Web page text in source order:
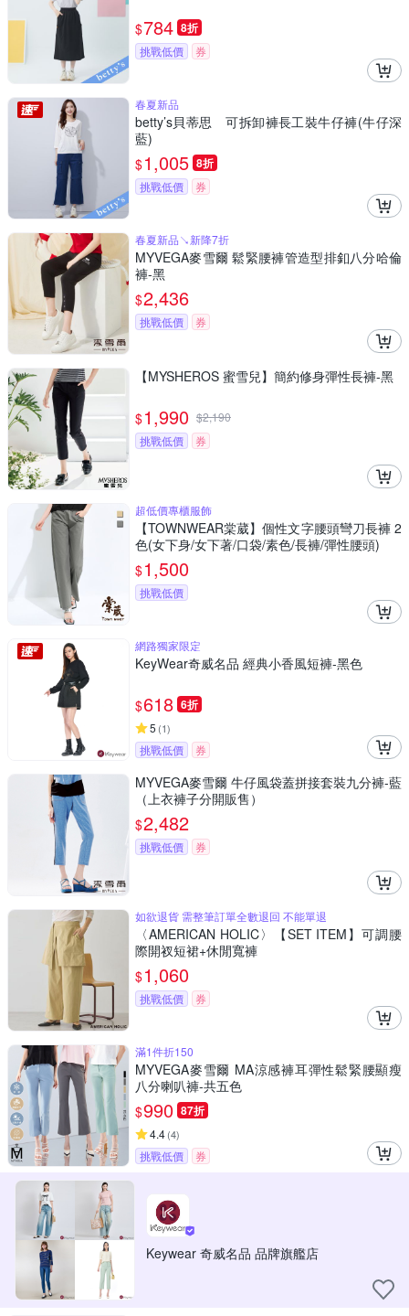
$784 8折
挑戰低價 券
春夏新品
betty’s貝蒂思 可拆卸褲長工裝牛仔褲(牛仔深
藍)
$1,005 8折
挑戰低價 券
春夏新品↘新降7折
MYVEGA麥雪爾 鬆緊腰褲管造型排釦八分哈倫
褲-黑
$2,436
挑戰低價 券
【MYSHEROS 蜜雪兒】簡約修身彈性長褲-黑
$1,990 $2,190
挑戰低價
券
超低價專櫃服飾
【TOWNWEAR棠葳】個性文字腰頭彎刀長褲 2
色(女下身/女下著/口袋/素色/長褲/彈性腰頭)
$1,500
挑戰低價
網路獨家限定
KeyWear奇威名品 經典小香風短褲-黑色
$618 6折
5 (1)
挑戰低價 券
MYVEGA麥雪爾 牛仔風袋蓋拼接套裝九分褲-藍
（上衣褲子分開販售）
$2,482
挑戰低價 券
如欲退貨 需整筆訂單全數退回 不能單退
〈AMERICAN HOLIC〉【SET ITEM】可調腰
際開衩短裙+休閒寬褲
$1,060
挑戰低價 券
滿1件折150
MYVEGA麥雪爾 MA涼感褲耳彈性鬆緊腰顯瘦
八分喇叭褲-共五色
$990 87折
4.4(4)
挑戰低價 券
Keywear 奇威名品 品牌旗艦店